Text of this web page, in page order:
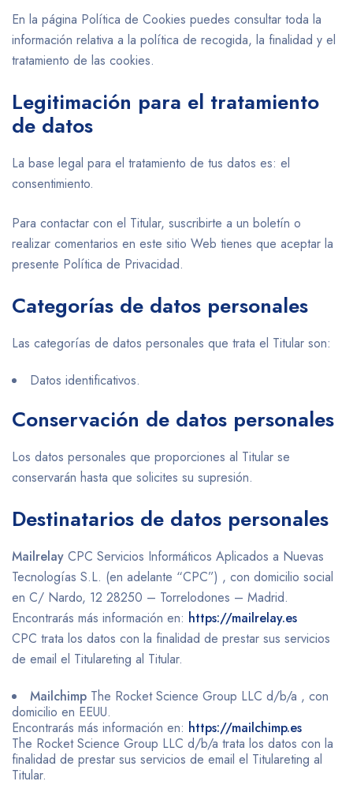
En la página Política de Cookies puedes consultar toda la
información relativa a la política de recogida, la finalidad y el
tratamiento de las cookies.
Legitimación para el tratamiento
de datos
La base legal para el tratamiento de tus datos es: el
consentimiento.
Para contactar con el Titular, suscribirte a un boletín o
realizar comentarios en este sitio Web tienes que aceptar la
presente Política de Privacidad.
Categorías de datos personales
Las categorías de datos personales que trata el Titular son:
Datos identificativos.
Conservación de datos personales
Los datos personales que proporciones al Titular se
conservarán hasta que solicites su supresión.
Destinatarios de datos personales
Mailrelay CPC Servicios Informáticos Aplicados a Nuevas
Tecnologías S.L. (en adelante “CPC”) , con domicilio social
en C/ Nardo, 12 28250 – Torrelodones – Madrid.
Encontrarás más información en: https://mailrelay.es
CPC trata los datos con la finalidad de prestar sus servicios
de email el Titulareting al Titular.
Mailchimp The Rocket Science Group LLC d/b/a , con
domicilio en EEUU.
Encontrarás más información en: https://mailchimp.es
The Rocket Science Group LLC d/b/a trata los datos con la
finalidad de prestar sus servicios de email el Titulareting al
Titular.